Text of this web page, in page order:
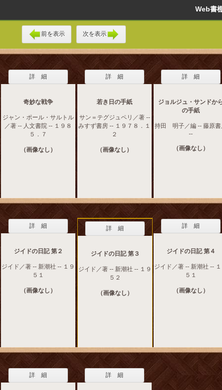
Web
前を表示 次を表示
詳 細
奇妙な戦争
ジャン・ポール・サルトル
／著 -- 人文書院 -- １９８
５．７
（画像なし）
詳 細
若き日の手紙
サン＝テグジュペリ／著 --
みすず書房 -- １９７８．１
２
（画像なし）
詳 細
ジョルジュ・サンドか
の手紙
持田 明子／編 -- 藤原書
--
（画像なし）
詳 細
ジイドの日記 第２
ジイド／著 -- 新潮社 -- １９
５１
（画像なし）
詳 細
ジイドの日記 第３
ジイド／著 -- 新潮社 -- １９
５２
（画像なし）
詳 細
ジイドの日記 第４
ジイド／著 -- 新潮社 --
５１
（画像なし）
詳 細 詳 細